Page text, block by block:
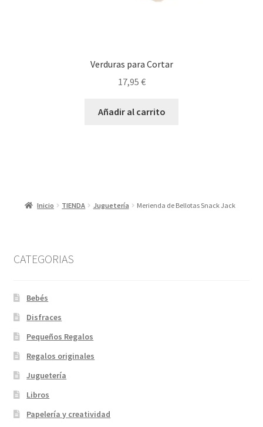
Verduras para Cortar
17,95 €
Añadir al carrito
Inicio TIENDA Juguetería Merienda de Bellotas Snack Jack
CATEGORIAS
Bebés
Disfraces
Pequeños Regalos
Regalos originales
Juguetería
Libros
Papelería y creatividad